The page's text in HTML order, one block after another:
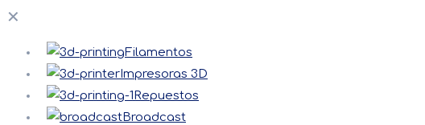
✕
Filamentos
Impresoras 3D
Repuestos
Broadcast